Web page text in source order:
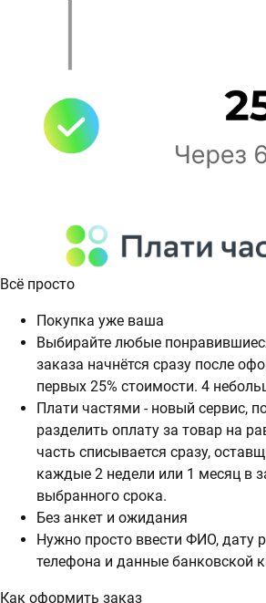
Всё просто
Покупка уже ваша
Выбирайте любые
заказа начнётся сразу после
первых 25% стоимости. 4
Плати частями - новый сервис,
разделить оплату за товар на
часть списывается сразу,
каждые 2 недели или 1 месяц в
выбранного срока.
Без анкет и ожидания
Нужно просто ввести ФИО, дату
телефона и данные банковской
Как оформить заказ